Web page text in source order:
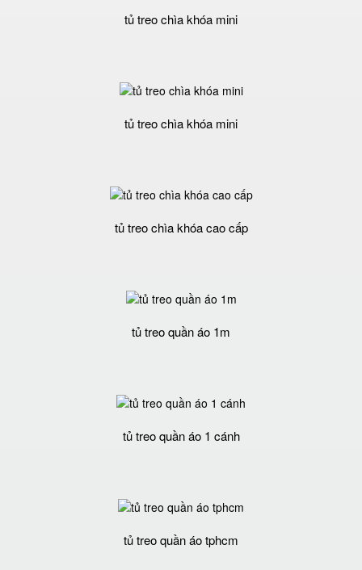
tủ treo chìa khóa mini
tủ treo chìa khóa mini
tủ treo chìa khóa cao cấp
tủ treo quần áo 1m
tủ treo quần áo 1 cánh
tủ treo quần áo tphcm